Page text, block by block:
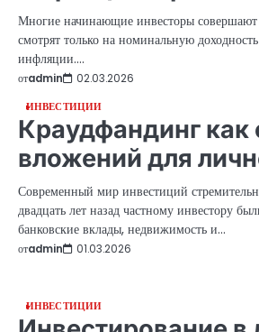
Многие начинающие инвесторы
смотрят только на номинальную
инфляции.…
отadmin 02.03.2026
ИНВЕСТИЦИИ
Краудфандинг как
вложений для
Современный мир инвестиций
двадцать лет назад частному инвестору
банковские вклады, недвижимость и…
отadmin 01.03.2026
ИНВЕСТИЦИИ